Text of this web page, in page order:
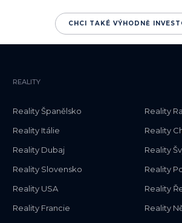
CHCI TAKÉ VÝHODNĚ
REALITY
Reality Španělsko
Reality Itálie
Reality Dubaj
Reality Slovensko
Reality USA
Reality Francie
Reality
Reality
Reality
Reality
Reality
Reality